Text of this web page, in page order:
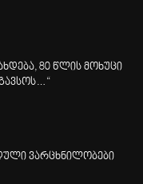
80 წლის მოხუცი
ვარცხნილობები